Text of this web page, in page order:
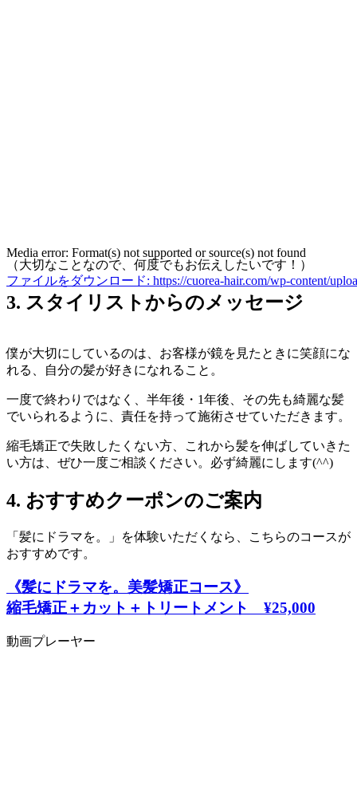
Media error: Format(s) not supported or source(s) not found
ファイルをダウンロード: https://cuorea-hair.com/wp-content/
（大切なことなので、何度でもお伝えしたいです！）
3. スタイリストからのメッセージ
僕が大切にしているのは、お客様が鏡を見たときに笑顔にな
れる、自分の髪が好きになれること。
一度で終わりではなく、半年後・1年後、その先も綺麗な髪
でいられるように、責任を持って施術させていただきます。
縮毛矯正で失敗したくない方、これから髪を伸ばしていきた
い方は、ぜひ一度ご相談ください。必ず綺麗にします(^^)
4. おすすめクーポンのご案内
「髪にドラマを。」を体験いただくなら、こちらのコースが
おすすめです。
《髪にドラマを。美髪矯正コース》
縮毛矯正＋カット＋トリートメント
¥25,000
動画プレーヤー